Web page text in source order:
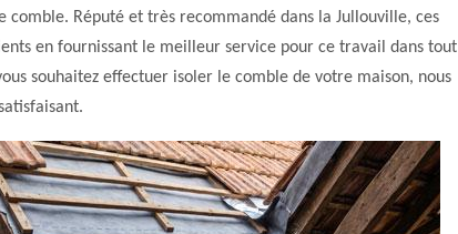
Réputé et très recommandé dans la Jullouville, ces
en fournissant le meilleur service pour ce travail dans tout
souhaitez effectuer isoler le comble de votre maison, nous